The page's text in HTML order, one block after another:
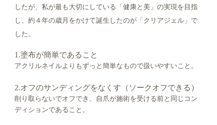
したが、私が最も大切にしている「健康と美」の実現を目指
し、約４年の歳月をかけて誕生したのが「クリアジェル」で
した。
1.塗布が簡単であること
アクリルネイルよりもずっと簡単なもので扱いやすいこと。
2.オフのサンディングをなくす（ソークオフできる）
削り取らないでオフでき、自爪が施術を受ける前と同じコン
ディションであること。